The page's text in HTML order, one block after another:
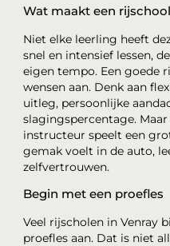
Wat maakt een rijschool
Niet elke leerling heeft
snel en intensief lessen,
eigen tempo. Een goede
wensen aan. Denk aan
uitleg, persoonlijke
slagingspercentage.
instructeur speelt een
gemak voelt in de auto,
zelfvertrouwen.
Begin met een proefles
Veel rijscholen in Venray
proefles aan. Dat is niet